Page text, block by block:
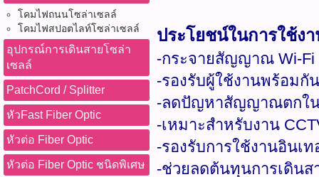
โคมไฟถนนโซล่าเซลล์
โคมไฟสปอตไลท์โซล่าเซลล์
อุปกรณ์การเดินสายโซล่า
เซลล์
PatchCord / Splitter
หัวFast Fiber Optic
หัวต่อ Fiber Optic
หัวต่อ Fiber Optic ชนิดพิเศษ
ประโยชน์ในการใช้ง
-กระจายสัญญาณ Wi-
-รองรับผู้ใช้งานพร้อมกั
-ลดปัญหาสัญญาณตกใน
-เหมาะสำหรับงาน
-รองรับการใช้งานอินเท
-ช่วยลดต้นทุนการเดินส